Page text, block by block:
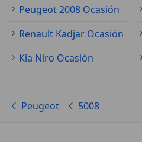
Peugeot 2008 Ocasión
Renault Kadjar Ocasión
Kia Niro Ocasión
Peugeot 5008